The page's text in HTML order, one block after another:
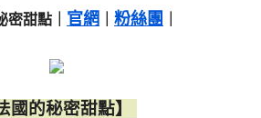
甜點｜ 官網 粉絲團
國的秘密甜點】